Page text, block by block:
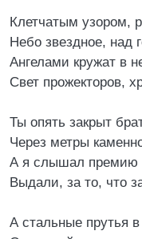
Клетчатым узором,
Небо звездное, над
Ангелами кружат в
Свет прожекторов,
Ты опять закрыт
Через метры
А я слышал премию
Выдали, за то, что
А стальные прутья